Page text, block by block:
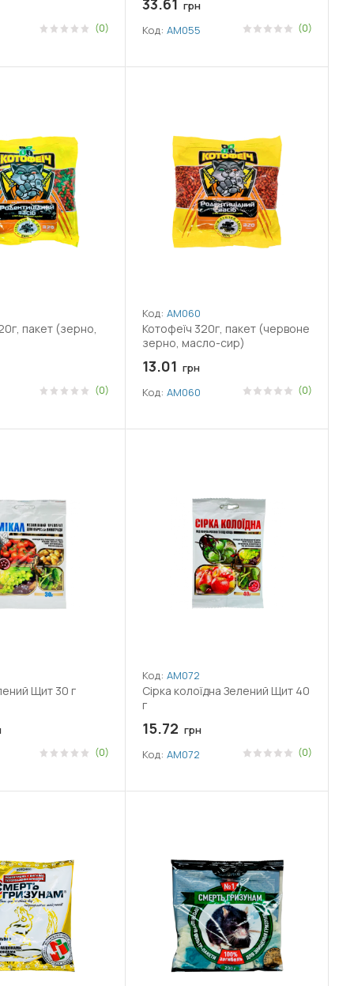
(0)
33.61 грн
Код: АМ055 (0)
пакет (зерно,
(0)
Код: АМ060
Котофеїч 320г, пакет (червоне
зерно, масло-сир)
13.01 грн
Код: АМ060 (0)
Щит 30 г
(0)
Код: АМ072
Сірка колоїдна Зелений Щит 40
г
15.72 грн
Код: АМ072 (0)